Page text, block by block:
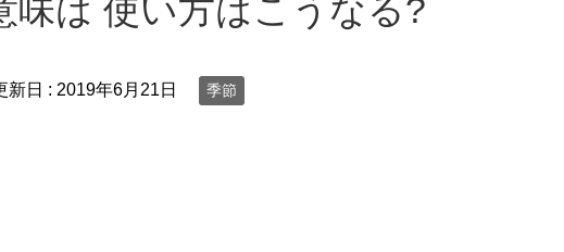
味は 使い方はこうなる?
新日 : 2019年6月21日 季節